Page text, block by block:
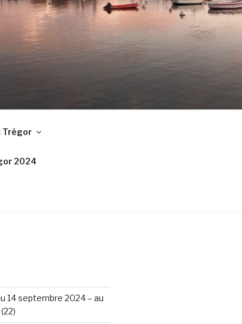
Trégor
2024
14 septembre 2024 – au